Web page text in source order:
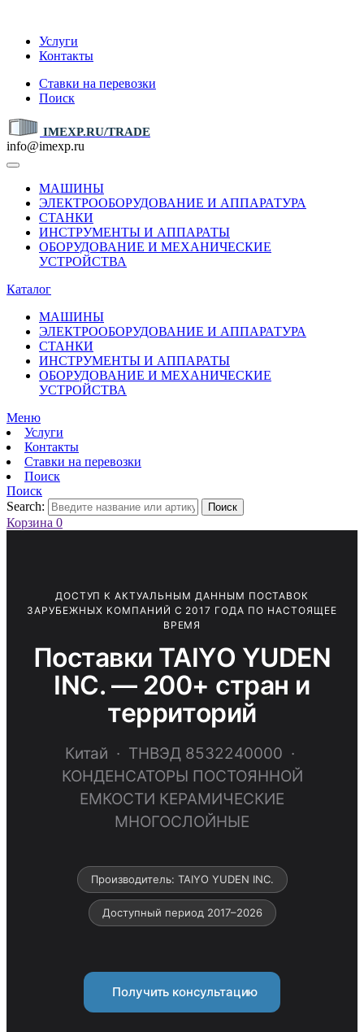
Услуги
Контакты
Ставки на перевозки
Поиск
IMEXP.RU/TRADE
info@imexp.ru
МАШИНЫ
ЭЛЕКТРООБОРУДОВАНИЕ И АППАРАТУРА
СТАНКИ
ИНСТРУМЕНТЫ И АППАРАТЫ
ОБОРУДОВАНИЕ И МЕХАНИЧЕСКИЕ
УСТРОЙСТВА
Каталог
МАШИНЫ
ЭЛЕКТРООБОРУДОВАНИЕ И АППАРАТУРА
СТАНКИ
ИНСТРУМЕНТЫ И АППАРАТЫ
ОБОРУДОВАНИЕ И МЕХАНИЧЕСКИЕ
УСТРОЙСТВА
Меню
Услуги
Контакты
Ставки на перевозки
Поиск
Поиск
Search:
Поиск
Корзина 0
ДОСТУП К АКТУАЛЬНЫМ ДАННЫМ ПОСТАВОК
ЗАРУБЕЖНЫХ КОМПАНИЙ С 2017 ГОДА ПО НАСТОЯЩЕЕ
ВРЕМЯ
Поставки TAIYO YUDEN
INC. — 200+ стран и
территорий
Китай · ТНВЭД 8532240000 ·
КОНДЕНСАТОРЫ ПОСТОЯННОЙ
ЕМКОСТИ КЕРАМИЧЕСКИЕ
МНОГОСЛОЙНЫЕ
Производитель: TAIYO YUDEN INC.
Доступный период 2017–2026
Получить консультацию